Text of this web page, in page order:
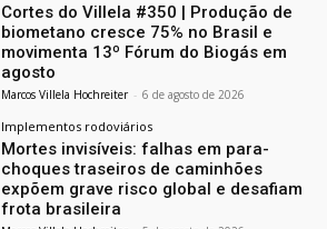
Cortes do Villela #350 | Produção de
biometano cresce 75% no Brasil e
movimenta 13º Fórum do Biogás em
agosto
Marcos Villela Hochreiter - 6 de agosto de 2026
Implementos rodoviários
Mortes invisíveis: falhas em para-
choques traseiros de caminhões
expõem grave risco global e desafiam
frota brasileira